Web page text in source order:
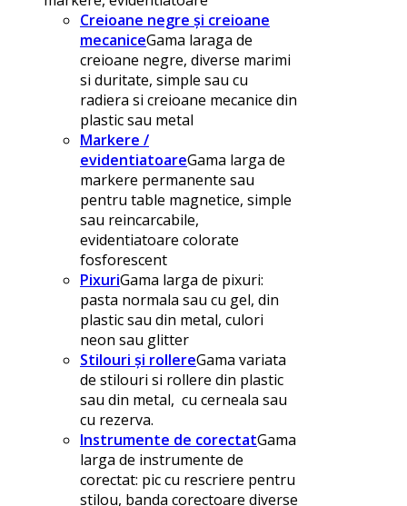
Creioane negre și creioane
mecaniceGama laraga de
creioane negre, diverse marimi
si duritate, simple sau cu
radiera si creioane mecanice din
plastic sau metal
Markere /
evidentiatoareGama larga de
markere permanente sau
pentru table magnetice, simple
sau reincarcabile,
evidentiatoare colorate
fosforescent
PixuriGama larga de pixuri:
pasta normala sau cu gel, din
plastic sau din metal, culori
neon sau glitter
Stilouri și rollereGama variata
de stilouri si rollere din plastic
sau din metal, cu cerneala sau
cu rezerva.
Instrumente de corectatGama
larga de instrumente de
corectat: pic cu rescriere pentru
stilou, banda corectoare diverse